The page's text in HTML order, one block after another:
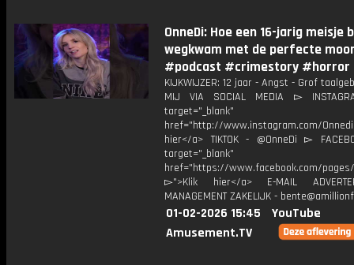
OnneDi: Hoe een 16-jarig meisje
wegkwam met de perfecte
#podcast #crimestory #horror
KIJKWIJZER: 12 jaar - Angst - Grof
MIJ VIA SOCIAL MEDIA ▻
target="_blank"
href="http://www.instagram.com/
hier</a> TIKTOK - @OnneDi ▻
target="_blank"
href="https://www.facebook.com/pages/
▻">Klik hier</a> E-MAIL
MANAGEMENT ZAKELIJK -
01-02-2026 15:45
YouTube
Amusement.TV